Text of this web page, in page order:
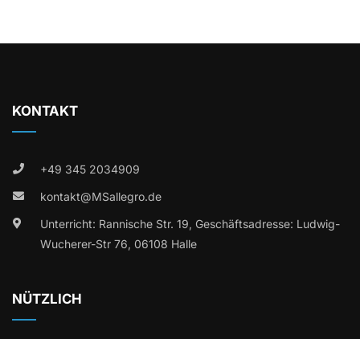
KONTAKT
+49 345 2034909
kontakt@MSallegro.de
Unterricht: Rannische Str. 19, Geschäftsadresse: Ludwig-
Wucherer-Str 76, 06108 Halle
NÜTZLICH